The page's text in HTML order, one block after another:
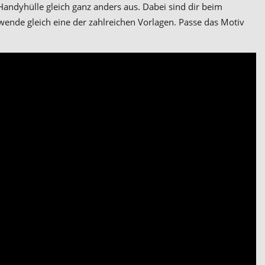
gleich ganz anders aus. Dabei sind dir beim
gleich eine der zahlreichen Vorlagen. Passe das Motiv